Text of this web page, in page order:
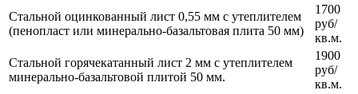
Стальной оцинкованный лист 0,55 мм с утеплителем
(пенопласт или минерально-базальтовая плита 50 мм)
1700
руб/
кв.м.
Стальной горячекатанный лист 2 мм с утеплителем
минерально-базальтовой плитой 50 мм.
1900
руб/
кв.м.